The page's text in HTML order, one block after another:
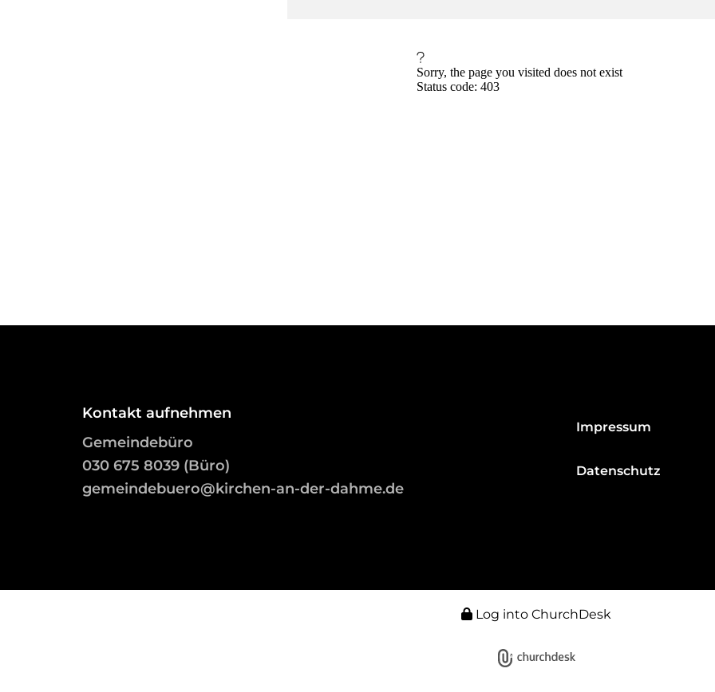
Kontakt aufnehmen
Gemeindebüro
030 675 8039 (Büro)
gemeindebuero@kirchen-an-der-dahme.de
Impressum
Datenschutz
Log into ChurchDesk